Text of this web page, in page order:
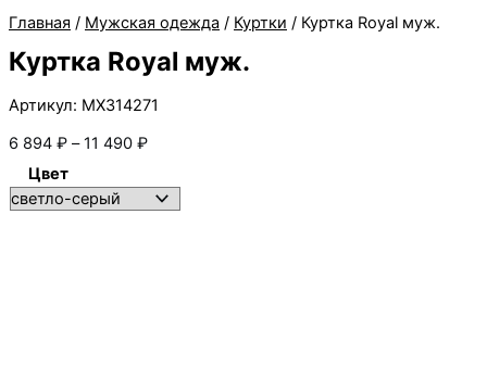
Главная / Мужская одежда / Куртки / Куртка Royal муж.
Куртка Royal муж.
Артикул: MX314271
6 894 ₽ – 11 490 ₽Диапазон
6 894 ₽
–
Цвет